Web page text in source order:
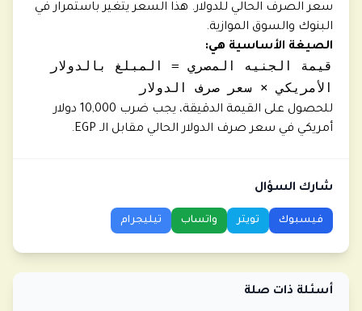
سعر الصرف الحالي للدولار. هذا السعر يتغير باستمرار في
البنوك والسوق الموازية.
الصيغة الأساسية هي:
قيمة الجنيه المصري = المبلغ بالدولار
الأمريكي × سعر صرف الدولار
للحصول على القيمة الدقيقة، يجب ضرب 10,000 دولار
أمريكي في سعر صرف الدولار الحالي مقابل الـ EGP.
شارك السؤال
فيسبوك تويتر واتساب تيليجرام
أسئلة ذات صلة